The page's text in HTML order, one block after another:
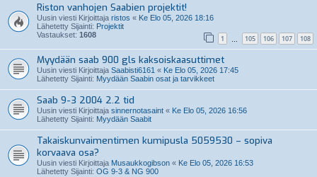
Riston vanhojen Saabien projektit!
Uusin viesti Kirjoittaja ristos « Ke Elo 05, 2026 18:16
Lähetetty Sijainti: Projektit
Vastaukset: 1608 1 105 106 107 108
Myydään saab 900 gls kaksoiskaasuttimet
Uusin viesti Kirjoittaja Saabisti6161 « Ke Elo 05, 2026 17:45
Lähetetty Sijainti: Myydään Saabin osat ja tarvikkeet
Saab 9-3 2004 2.2 tid
Uusin viesti Kirjoittaja sinnernotasaint « Ke Elo 05, 2026 16:56
Lähetetty Sijainti: Myydään Saabit
Takaiskunvaimentimen kumipusla 5059530 – sopiva
korvaava osa?
Uusin viesti Kirjoittaja Musaukkogibson « Ke Elo 05, 2026 16:53
Lähetetty Sijainti: OG 9-3 & NG 900